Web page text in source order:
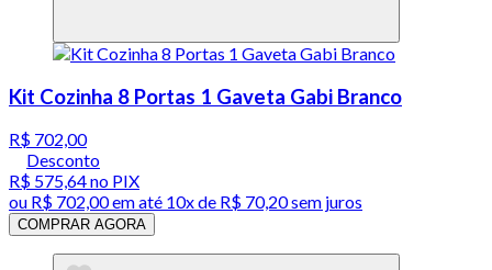
Kit Cozinha 8 Portas 1 Gaveta Gabi Branco
R$ 702,00
Desconto
R$ 575,64no PIX
ou R$ 702,00em até 10x de R$ 70,20 sem juros
COMPRAR AGORA